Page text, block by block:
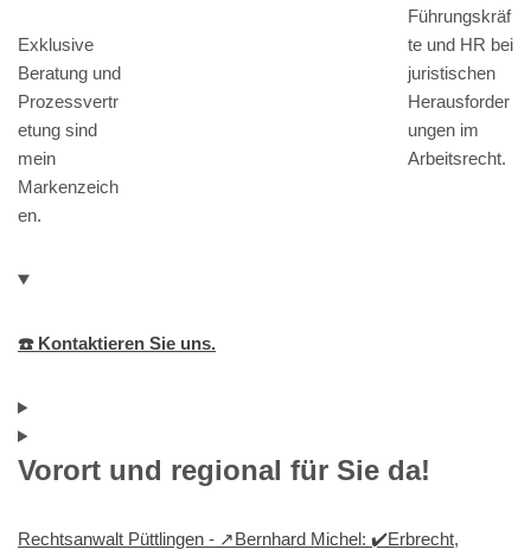
Exklusive
Beratung und
Prozessvertr
etung sind
mein
Markenzeich
en.
Führungskräf
te und HR bei
juristischen
Herausforder
ungen im
Arbeitsrecht.
☎️ Kontaktieren Sie uns.
Vorort und regional für Sie da!
Rechtsanwalt Püttlingen - ↗️Bernhard Michel: ✔️Erbrecht,